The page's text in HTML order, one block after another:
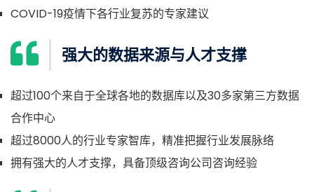
COVID-19疫情下各行业复苏的专家建议
强大的数据来源与人才支撑
超过100个来自于全球各地的数据库以及30多家第三方数据
合作中心
超过8000人的行业专家智库，精准把握行业发展脉络
拥有强大的人才支撑，具备顶级咨询公司咨询经验